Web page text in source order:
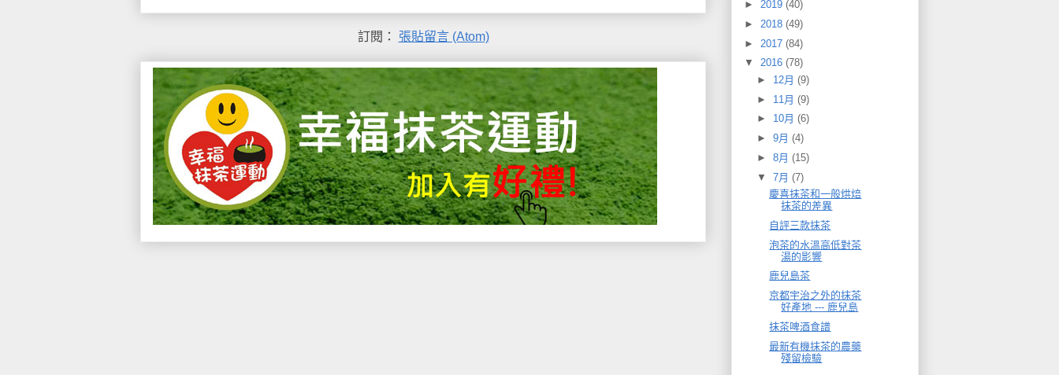
訂閱： 張貼留言 (Atom)
► 2019 (40)
► 2018 (49)
► 2017 (84)
▼ 2016 (78)
► 12月 (9)
► 11月 (9)
► 10月 (6)
► 9月 (4)
► 8月 (15)
▼ 7月 (7)
慶喜抹茶和一般烘焙
抹茶的差異
自評三款抹茶
泡茶的水溫高低對茶
湯的影響
鹿兒島茶
京都宇治之外的抹茶
好產地 --- 鹿兒島
抹茶啤酒食譜
最新有機抹茶的農藥
殘留檢驗